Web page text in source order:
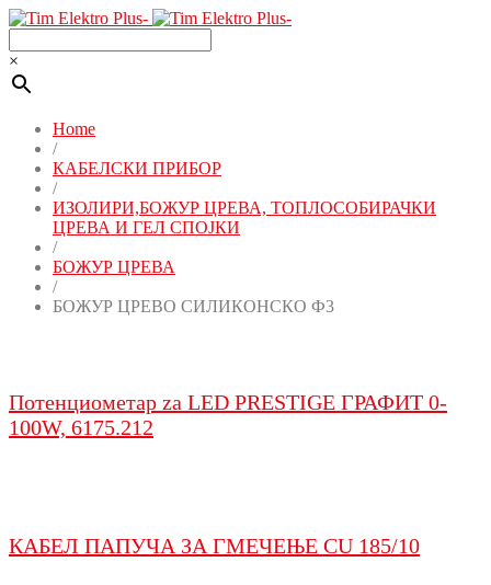
×
Home
/
КАБЕЛСКИ ПРИБОР
/
ИЗОЛИРИ,БОЖУР ЦРЕВА, ТОПЛОСОБИРАЧКИ
ЦРЕВА И ГЕЛ СПОЈКИ
/
БОЖУР ЦРЕВА
/
БОЖУР ЦРЕВО СИЛИКОНСКО Ф3
Потенциометар za LED PRESTIGE ГРАФИТ 0-
100W, 6175.212
КАБЕЛ ПАПУЧА ЗА ГМЕЧЕЊЕ CU 185/10